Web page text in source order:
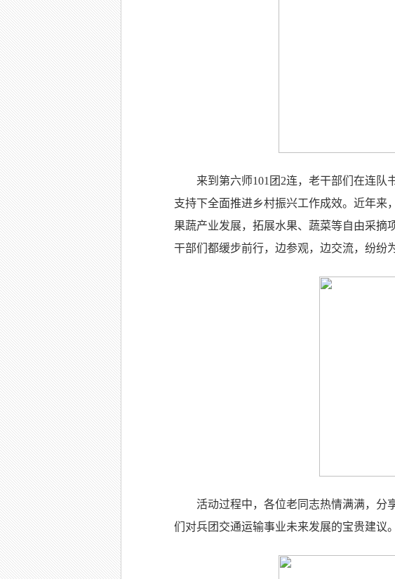
来到第六师101团2连，老干部们在连队
支持下全面推进乡村振兴工作成效。近年来
果蔬产业发展，拓展水果、蔬菜等自由采摘
干部们都缓步前行，边参观，边交流，纷纷
活动过程中，各位老同志热情满满，分
们对兵团交通运输事业未来发展的宝贵建议。